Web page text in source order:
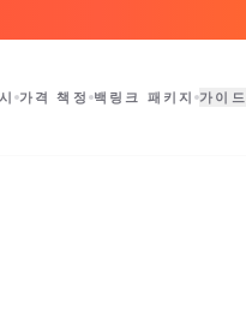
가격 책정 백링크 패키지 가이드